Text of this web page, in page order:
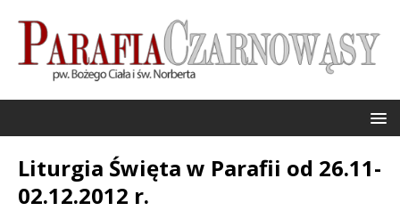
Liturgia Święta w Parafii od 26.11-
02.12.2012 r.